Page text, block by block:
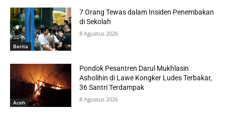
Berita
7 Orang Tewas dalam Insiden Penembakan
di Sekolah
8 Agustus 2026
Aceh
Pondok Pesantren Darul Mukhlasin
Asholihin di Lawe Kongker Ludes Terbakar,
36 Santri Terdampak
8 Agustus 2026